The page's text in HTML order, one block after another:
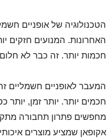
הטכנולוגיה של אופניים
האחרונות. המנועים חזקים
חכמות יותר. זה כבר לא
המעבר לאופניים חשמליים
חכמים יותר. יותר זמן,
מחפשים פתרון תחבורה
אקופאן שמציע מוצרים